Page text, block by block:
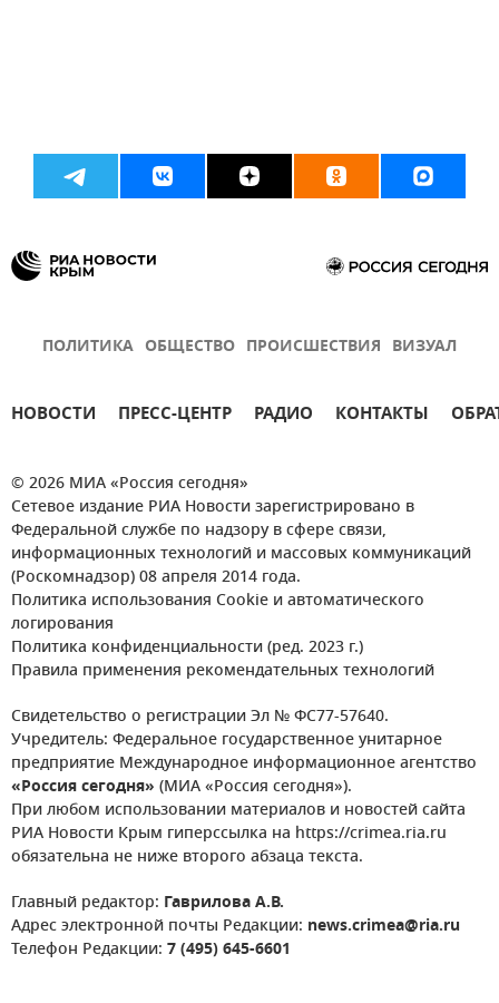
ПОЛИТИКА ОБЩЕСТВО ПРОИСШЕСТВИЯ ВИЗУАЛ
НОВОСТИ ПРЕСС-ЦЕНТР РАДИО КОНТАКТЫ
© 2026 МИА «Россия сегодня»
Сетевое издание РИА Новости зарегистрировано в
Федеральной службе по надзору в сфере связи,
информационных технологий и массовых коммуникаций
(Роскомнадзор) 08 апреля 2014 года.
Политика использования Cookie и автоматического
логирования
Политика конфиденциальности (ред. 2023 г.)
Правила применения рекомендательных технологий
Свидетельство о регистрации Эл № ФС77-57640.
Учредитель: Федеральное государственное унитарное
предприятие Международное информационное агентство
«Россия сегодня» (МИА «Россия сегодня»).
При любом использовании материалов и новостей сайта
РИА Новости Крым гиперссылка на https://crimea.ria.ru
обязательна не ниже второго абзаца текста.
Главный редактор: Гаврилова А.В.
Адрес электронной почты Редакции: news.crimea@ria.ru
Телефон Редакции: 7 (495) 645-6601